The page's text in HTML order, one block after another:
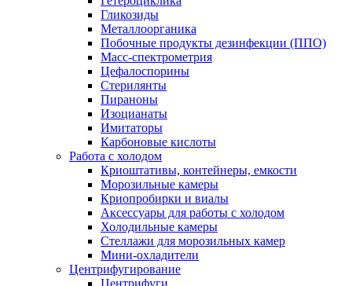
Гликозиды
Металлоорганика
Побочные продукты дезинфекции (ППО)
Масс-спектрометрия
Цефалоспорины
Стерилянты
Пираноны
Изоцианаты
Имитаторы
Карбоновые кислоты
Работа с холодом
Криоштативы, контейнеры, емкости
Морозильные камеры
Криопробирки и виалы
Аксессуары для работы с холодом
Холодильные камеры
Стеллажи для морозильных камер
Мини-охладители
Центрифугирование
Центрифуги